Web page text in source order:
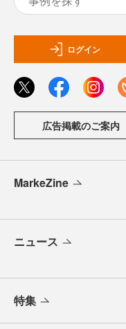
ログイン
広告掲載のご案内
MarkeZine
ニュース
特集